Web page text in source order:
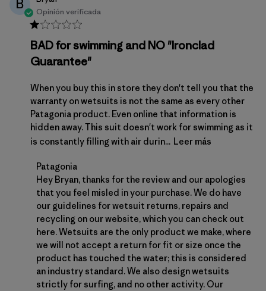
B
Opinión verificada
BAD for swimming and NO "Ironclad
Guarantee"
When you buy this in store they don't tell you that the
warranty on wetsuits is not the same as every other
Patagonia product. Even online that information is
hidden away. This suit doesn't work for swimming as it
is constantly filling with air durin... Leer más
Comentarios del propietario de la tienda sobre la
Patagonia
Hey Bryan, thanks for the review and our apologies
that you feel misled in your purchase. We do have
our guidelines for wetsuit returns, repairs and
here. Wetsuits are the only product we make, where
we will not accept a return for fit or size once the
product has touched the water; this is considered
an industry standard. We also design wetsuits
strictly for surfing, and no other activity. Our